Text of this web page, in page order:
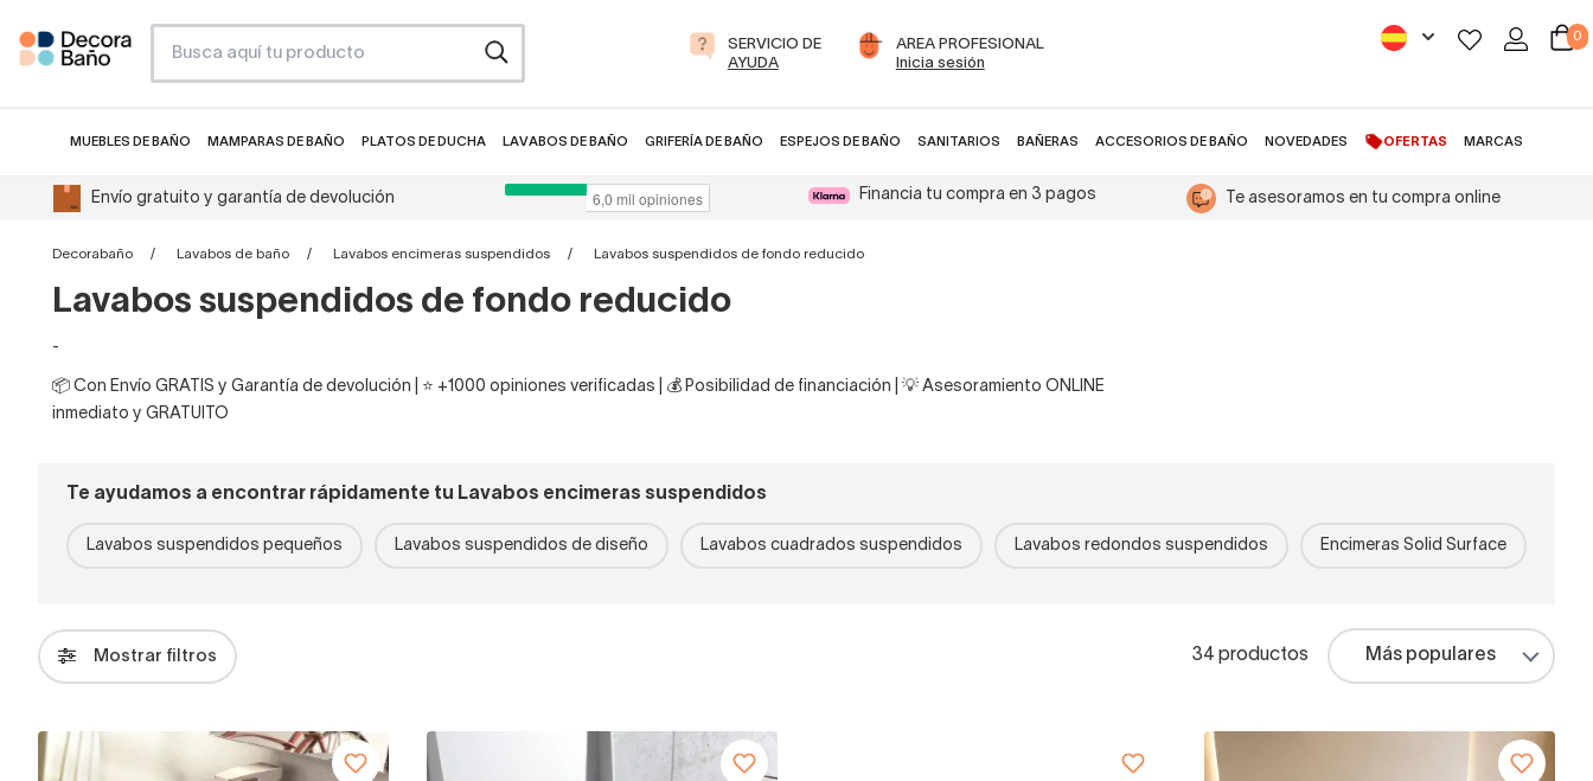
SERVICIO DE
AYUDA
AREA PROFESIONAL
Inicia sesión
0
MUEBLES DE BAÑO MAMPARAS DE BAÑO PLATOS DE DUCHA LAVABOS DE BAÑO GRIFERÍA DE BAÑO ESPEJOS DE BAÑO SANITARIOS BAÑERAS ACCESORIOS DE BAÑO NOVEDADES OFERTAS MARCAS
Envío gratuito y garantía de devolución Financia tu compra en 3 pagos Te asesoramos en tu compra online
Decorabaño Lavabos de baño Lavabos encimeras suspendidos Lavabos suspendidos de fondo reducido
Lavabos suspendidos de fondo reducido
-
📦 Con Envío GRATIS y Garantía de devolución | ⭐ +1000 opiniones verificadas | 💰 Posibilidad de financiación | 💡 Asesoramiento ONLINE
inmediato y GRATUITO
Te ayudamos a encontrar rápidamente tu Lavabos encimeras suspendidos
Lavabos suspendidos pequeños Lavabos suspendidos de diseño Lavabos cuadrados suspendidos Lavabos redondos suspendidos Encimeras Solid Surface
Mostrar filtros 34 productos